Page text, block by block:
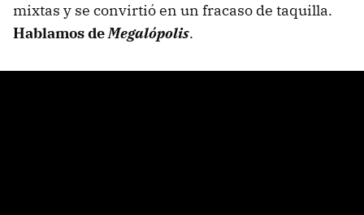
mixtas y se convirtió en un fracaso de taquilla.
Hablamos deMegalópolis.